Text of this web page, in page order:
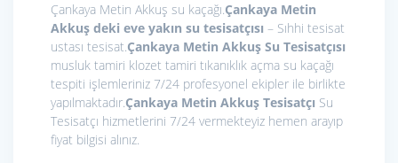
Çankaya Metin Akkuş su kaçağı.Çankaya Metin
Akkuş deki eve yakın su tesisatçısı – Sıhhi tesisat
ustası tesisat.Çankaya Metin Akkuş Su Tesisatçısı
musluk tamiri klozet tamiri tıkanıklık açma su kaçağı
tespiti işlemleriniz 7/24 profesyonel ekipler ile birlikte
yapılmaktadır.Çankaya Metin Akkuş Tesisatçı Su
Tesisatçı hizmetlerini 7/24 vermekteyiz hemen arayıp
fiyat bilgisi alınız.